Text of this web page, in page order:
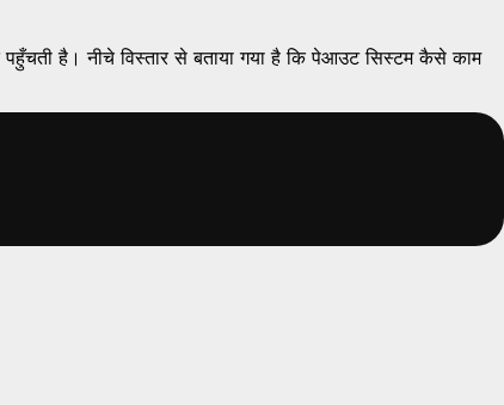
है। नीचे विस्तार से बताया गया है कि पेआउट सिस्टम कैसे काम